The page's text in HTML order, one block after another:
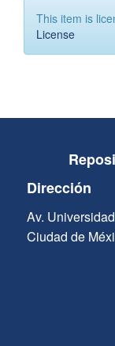
This item is
License
Dirección
Av.
Ciudad de